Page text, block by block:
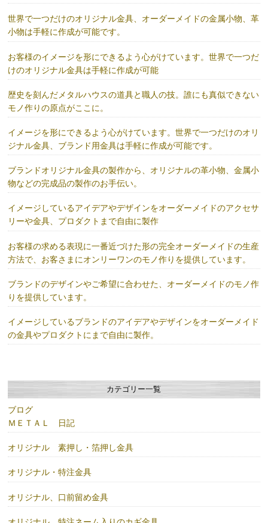
世界で一つだけのオリジナル金具、オーダーメイドの金属小物、革
小物は手軽に作成が可能です。
お客様のイメージを形にできるよう心がけています。世界で一つだ
けのオリジナル金具は手軽に作成が可能
歴史を刻んだメタルハウスの道具と職人の技。誰にも真似できない
モノ作りの原点がここに。
イメージを形にできるよう心がけています。世界で一つだけのオリ
ジナル金具、ブランド用金具は手軽に作成が可能です。
ブランドオリジナル金具の製作から、オリジナルの革小物、金属小
物などの完成品の製作のお手伝い。
イメージしているアイデアやデザインをオーダーメイドのアクセサ
リーや金具、プロダクトまで自由に製作
お客様の求める表現に一番近づけた形の完全オーダーメイドの生産
方法で、お客さまにオンリーワンのモノ作りを提供しています。
ブランドのデザインやご希望に合わせた、オーダーメイドのモノ作
りを提供しています。
イメージしているブランドのアイデアやデザインをオーダーメイド
の金具やプロダクトにまで自由に製作。
カテゴリー一覧
ブログ
ＭＥＴＡＬ 日記
オリジナル 素押し・箔押し金具
オリジナル・特注金具
オリジナル、口前留め金具